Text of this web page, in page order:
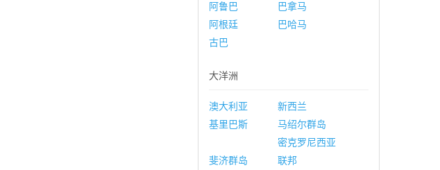
阿鲁巴
巴拿马
阿根廷
巴哈马
古巴
大洋洲
澳大利亚
新西兰
基里巴斯
马绍尔群岛
斐济群岛
密克罗尼西亚
联邦